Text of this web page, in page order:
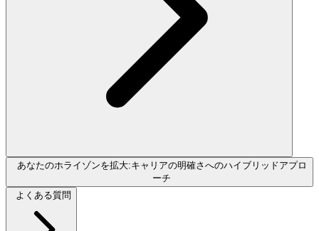
あなたのホライゾンを拡大:キャリアの明確さへのハイブリッドアプロ
ーチ
よくある質問